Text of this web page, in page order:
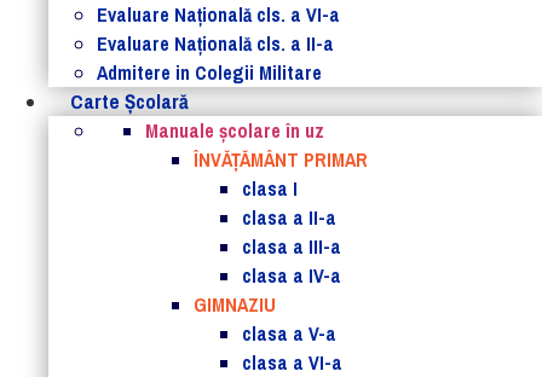
Evaluare Naţională cls. a VI-a
Evaluare Naţională cls. a II-a
Admitere in Colegii Militare
Carte Şcolară
Manuale şcolare în uz
ÎNVĂȚĂMÂNT PRIMAR
clasa I
clasa a II-a
clasa a III-a
clasa a IV-a
GIMNAZIU
clasa a V-a
clasa a VI-a